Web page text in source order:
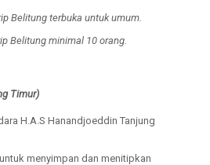
Belitung terbuka untuk umum.
Belitung minimal 10 orang.
Timur)
H.A.S Hanandjoeddin Tanjung
menyimpan dan menitipkan